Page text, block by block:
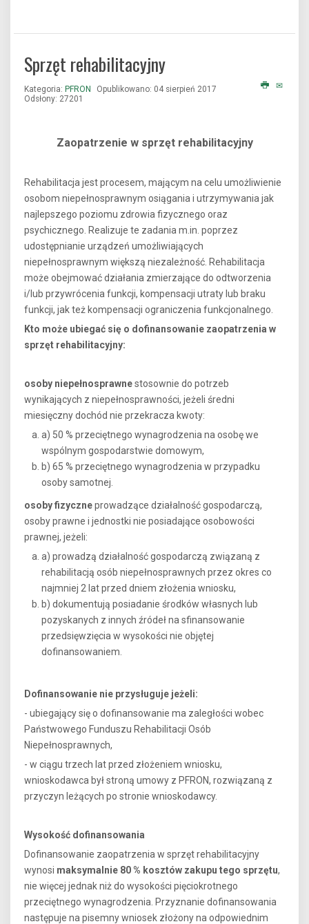
Sprzęt rehabilitacyjny
Kategoria: PFRON
Opublikowano: 04 sierpień 2017
Odsłony: 27201
Zaopatrzenie w sprzęt rehabilitacyjny
Rehabilitacja jest procesem, mającym na celu umożliwienie
osobom niepełnosprawnym osiągania i utrzymywania jak
najlepszego poziomu zdrowia fizycznego oraz
psychicznego. Realizuje te zadania m.in. poprzez
udostępnianie urządzeń umożliwiających
niepełnosprawnym większą niezależność. Rehabilitacja
może obejmować działania zmierzające do odtworzenia
i/lub przywrócenia funkcji, kompensacji utraty lub braku
funkcji, jak też kompensacji ograniczenia funkcjonalnego.
Kto może ubiegać się o dofinansowanie zaopatrzenia w
sprzęt rehabilitacyjny:
osoby niepełnosprawnestosownie do potrzeb
wynikających z niepełnosprawności, jeżeli średni
miesięczny dochód nie przekracza kwoty:
a) 50 % przeciętnego wynagrodzenia na osobę we
wspólnym gospodarstwie domowym,
b) 65 % przeciętnego wynagrodzenia w przypadku
osoby samotnej.
osoby fizyczneprowadzące działalność gospodarczą,
osoby prawne i jednostki nie posiadające osobowości
prawnej, jeżeli:
a) prowadzą działalność gospodarczą związaną z
rehabilitacją osób niepełnosprawnych przez okres co
najmniej 2 lat przed dniem złożenia wniosku,
b) dokumentują posiadanie środków własnych lub
pozyskanych z innych źródeł na sfinansowanie
przedsięwzięcia w wysokości nie objętej
dofinansowaniem.
Dofinansowanie nie przysługuje jeżeli:
- ubiegający się o dofinansowanie ma zaległości wobec
Państwowego Funduszu Rehabilitacji Osób
Niepełnosprawnych,
- w ciągu trzech lat przed złożeniem wniosku,
wnioskodawca był stroną umowy z PFRON, rozwiązaną z
przyczyn leżących po stronie wnioskodawcy.
Wysokość dofinansowania
Dofinansowanie zaopatrzenia w sprzęt rehabilitacyjny
wynosi maksymalnie 80 % kosztów zakupu tego sprzętu,
nie więcej jednak niż do wysokości pięciokrotnego
przeciętnego wynagrodzenia. Przyznanie dofinansowania
następuje na pisemny wniosek złożony na odpowiednim